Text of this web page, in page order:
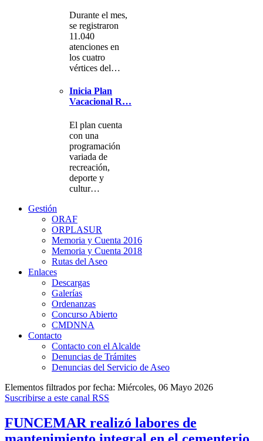
Durante el mes,
se registraron
11.040
atenciones en
los cuatro
vértices del…
Inicia Plan
Vacacional R…
El plan cuenta
con una
programación
variada de
recreación,
deporte y
cultur…
Gestión
ORAF
ORPLASUR
Memoria y Cuenta 2016
Memoria y Cuenta 2018
Rutas del Aseo
Enlaces
Descargas
Galerías
Ordenanzas
Concurso Abierto
CMDNNA
Contacto
Contacto con el Alcalde
Denuncias de Trámites
Denuncias del Servicio de Aseo
Elementos filtrados por fecha: Miércoles, 06 Mayo 2026
Suscribirse a este canal RSS
FUNCEMAR realizó labores de